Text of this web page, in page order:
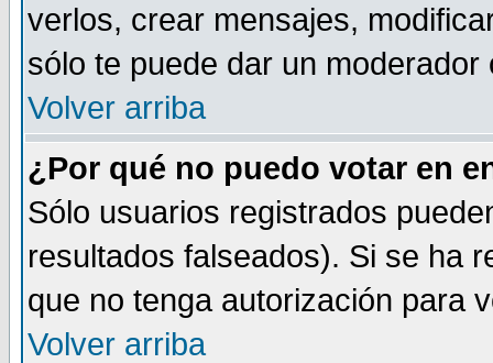
verlos, crear mensajes,
sólo te puede dar un
Volver arriba
¿Por qué no puedo votar en
Sólo usuarios registrados
resultados falseados). Si se ha
que no tenga autorización para
Volver arriba